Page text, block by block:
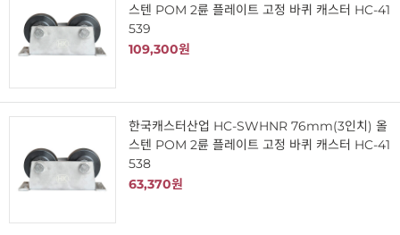
스텐 POM 2륜 플레이트 고정 바퀴 캐스터 HC-41
539
109,300원
한국캐스터산업 HC-SWHNR 76mm(3인치) 올
스텐 POM 2륜 플레이트 고정 바퀴 캐스터 HC-41
538
63,370원